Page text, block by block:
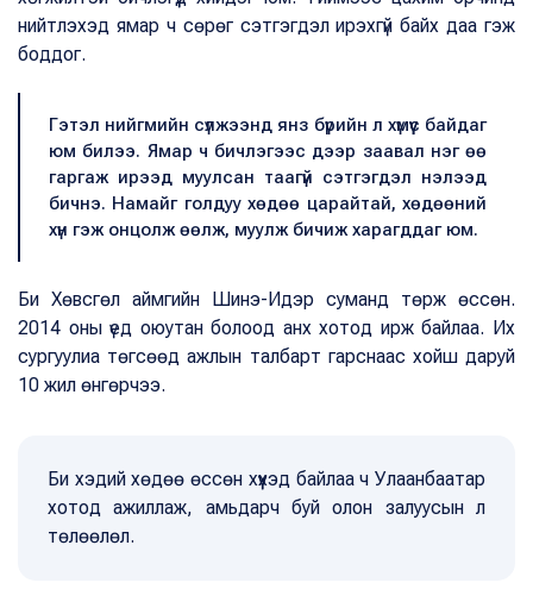
нийтлэхэд ямар ч сөрөг сэтгэгдэл ирэхгүй байх даа гэж
боддог.
Гэтэл нийгмийн сүлжээнд янз бүрийн л хүмүүс байдаг
юм билээ. Ямар ч бичлэгээс дээр заавал нэг өө
гаргаж ирээд муулсан таагүй сэтгэгдэл нэлээд
бичнэ. Намайг голдуу хөдөө царайтай, хөдөөний
хүн гэж онцолж өөлж, муулж бичиж харагддаг юм.
Би Хөвсгөл аймгийн Шинэ-Идэр суманд төрж өссөн.
2014 оны үед оюутан болоод анх хотод ирж байлаа. Их
сургуулиа төгсөөд ажлын талбарт гарснаас хойш даруй
10 жил өнгөрчээ.
Би хэдий хөдөө өссөн хүүхэд байлаа ч Улаанбаатар
хотод ажиллаж, амьдарч буй олон залуусын л
төлөөлөл.